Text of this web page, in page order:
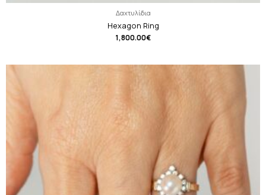
Δαχτυλίδια
Hexagon Ring
1,800.00€